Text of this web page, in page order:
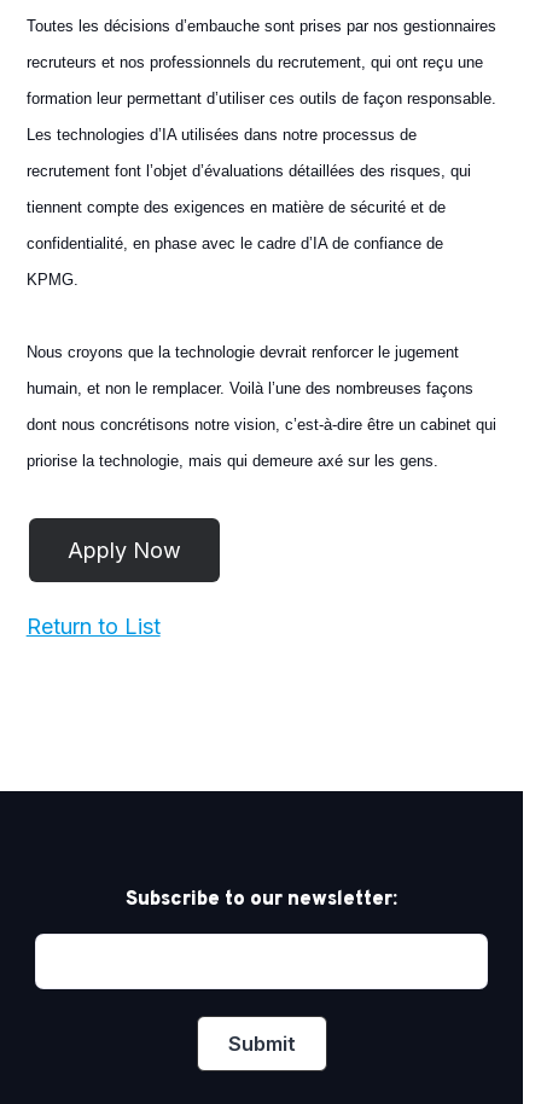
Toutes les décisions d’embauche sont prises par nos gestionnaires
recruteurs et nos professionnels du recrutement, qui ont reçu une
formation leur permettant d’utiliser ces outils de façon responsable.
Les technologies d’IA utilisées dans notre processus de
recrutement font l’objet d’évaluations détaillées des risques, qui
tiennent compte des exigences en matière de sécurité et de
confidentialité, en phase avec le cadre d’IA de confiance de
KPMG.
Nous croyons que la technologie devrait renforcer le jugement
humain, et non le remplacer. Voilà l’une des nombreuses façons
dont nous concrétisons notre vision, c’est-à-dire être un cabinet qui
priorise la technologie, mais qui demeure axé sur les gens.
Return to List
Subscribe to our newsletter: